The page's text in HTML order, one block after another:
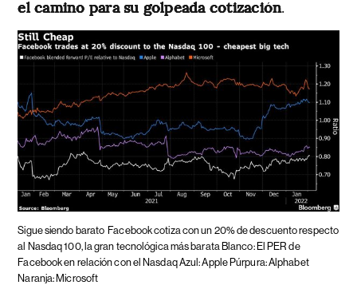
el camino para su golpeada cotización.
Sigue siendo barato Facebook cotiza con un 20% de descuento respecto
al Nasdaq 100, la gran tecnológica más barata Blanco: El PER de
Facebook en relación con el Nasdaq Azul: Apple Púrpura: Alphabet
Naranja: Microsoft